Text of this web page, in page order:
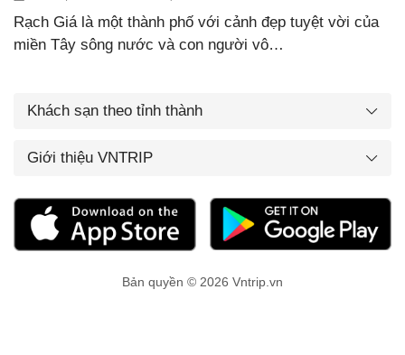
Rạch Giá là một thành phố với cảnh đẹp tuyệt vời của
miền Tây sông nước và con người vô…
Khách sạn theo tỉnh thành
Giới thiệu VNTRIP
Bản quyền © 2026 Vntrip.vn